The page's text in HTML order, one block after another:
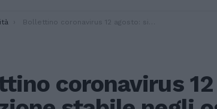
Bollettino coronavirus 12 agosto: situazione stabile negli ospedali con 22 pazienti ricoverati in meno e 4 persone in più in terapia intensiva
coronavirus